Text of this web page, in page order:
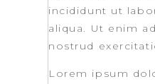
incididunt ut
aliqua. Ut enim
nostrud
Lorem ipsum